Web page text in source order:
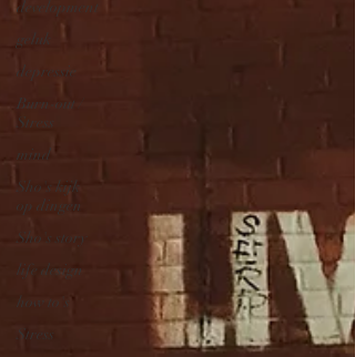
development
geluk
depressie
Burn-out /
Stress
mind
Sho's kijk
op dingen
Sho's story
life design
how to's
Stress